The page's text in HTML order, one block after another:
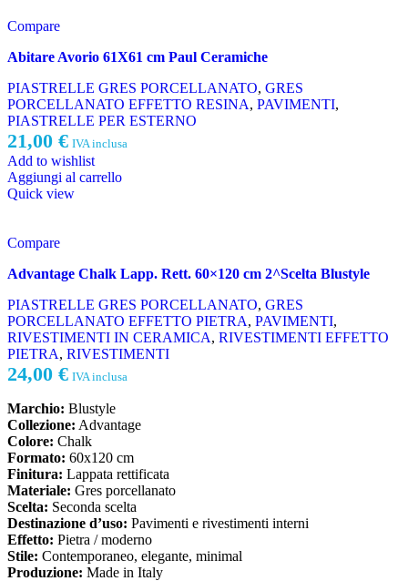
Compare
Abitare Avorio 61X61 cm Paul Ceramiche
PIASTRELLE GRES PORCELLANATO, GRES
PORCELLANATO EFFETTO RESINA, PAVIMENTI,
PIASTRELLE PER ESTERNO
21,00 € IVA inclusa
Add to wishlist
Aggiungi al carrello
Quick view
Compare
Advantage Chalk Lapp. Rett. 60×120 cm 2^Scelta Blustyle
PIASTRELLE GRES PORCELLANATO, GRES
PORCELLANATO EFFETTO PIETRA, PAVIMENTI,
RIVESTIMENTI IN CERAMICA, RIVESTIMENTI EFFETTO
PIETRA, RIVESTIMENTI
24,00 € IVA inclusa
Marchio: Blustyle
Collezione: Advantage
Colore: Chalk
Formato: 60x120 cm
Finitura: Lappata rettificata
Materiale: Gres porcellanato
Scelta: Seconda scelta
Destinazione d’uso: Pavimenti e rivestimenti interni
Effetto: Pietra / moderno
Stile: Contemporaneo, elegante, minimal
Produzione: Made in Italy